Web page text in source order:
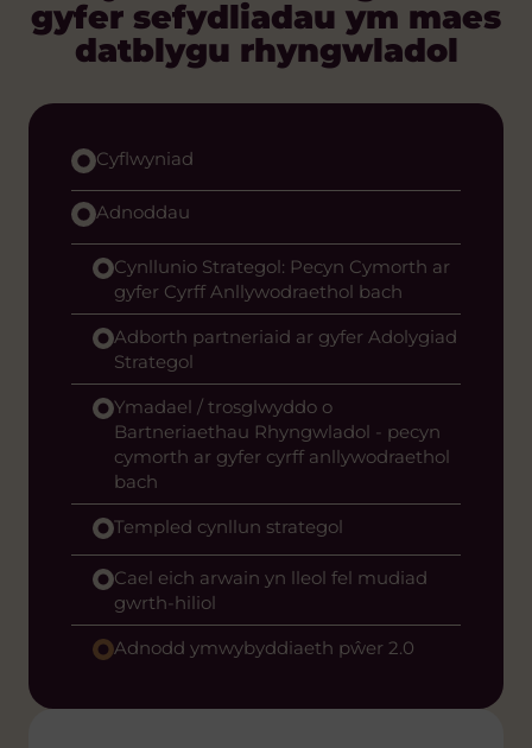
gyfer sefydliadau ym maes
datblygu rhyngwladol
Cyflwyniad
Adnoddau
Cynllunio Strategol: Pecyn Cymorth ar
gyfer Cyrff Anllywodraethol bach
Adborth partneriaid ar gyfer Adolygiad
Strategol
Ymadael / trosglwyddo o
Bartneriaethau Rhyngwladol - pecyn
cymorth ar gyfer cyrff anllywodraethol
bach
Templed cynllun strategol
Cael eich arwain yn lleol fel mudiad
gwrth-hiliol
Adnodd ymwybyddiaeth pŵer 2.0